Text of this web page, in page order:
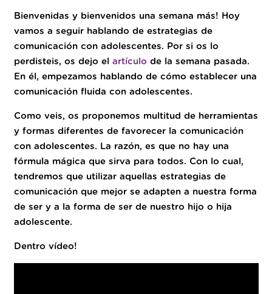
Bienvenidas y bienvenidos una semana más! Hoy
vamos a seguir hablando de estrategias de
comunicación con adolescentes. Por si os lo
perdisteis, os dejo el artículo de la semana pasada.
En él, empezamos hablando de cómo establecer una
comunicación fluida con adolescentes.
Como veis, os proponemos multitud de herramientas
y formas diferentes de favorecer la comunicación
con adolescentes. La razón, es que no hay una
fórmula mágica que sirva para todos. Con lo cual,
tendremos que utilizar aquellas estrategias de
comunicación que mejor se adapten a nuestra forma
de ser y a la forma de ser de nuestro hijo o hija
adolescente.
Dentro vídeo!